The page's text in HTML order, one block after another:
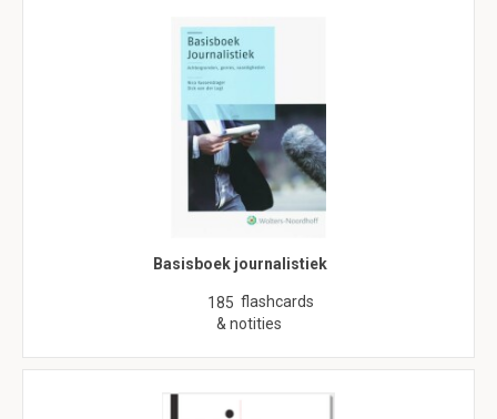
Basisboek journalistiek
185 flashcards
& notities